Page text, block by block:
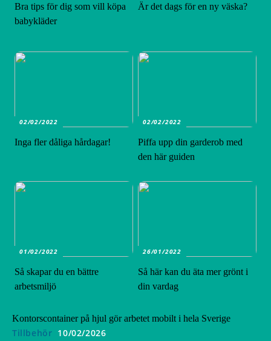
Bra tips för dig som vill köpa
babykläder
Är det dags för en ny väska?
02/02/2022
Inga fler dåliga hårdagar!
02/02/2022
Piffa upp din garderob med
den här guiden
01/02/2022
Så skapar du en bättre
arbetsmiljö
26/01/2022
Så här kan du äta mer grönt i
din vardag
Kontorscontainer på hjul gör arbetet mobilt i hela Sverige
Tillbehör 10/02/2026